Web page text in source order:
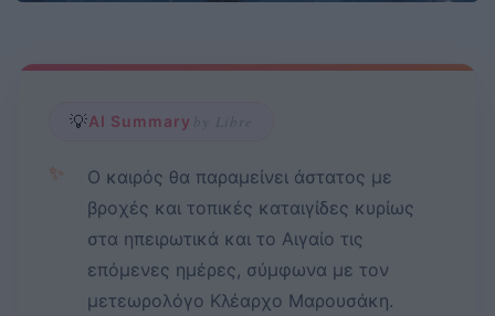
💡AI Summary by Libre
✨
Ο καιρός θα παραμείνει άστατος με
βροχές και τοπικές καταιγίδες κυρίως
στα ηπειρωτικά και το Αιγαίο τις
επόμενες ημέρες, σύμφωνα με τον
μετεωρολόγο Κλέαρχο Μαρουσάκη.